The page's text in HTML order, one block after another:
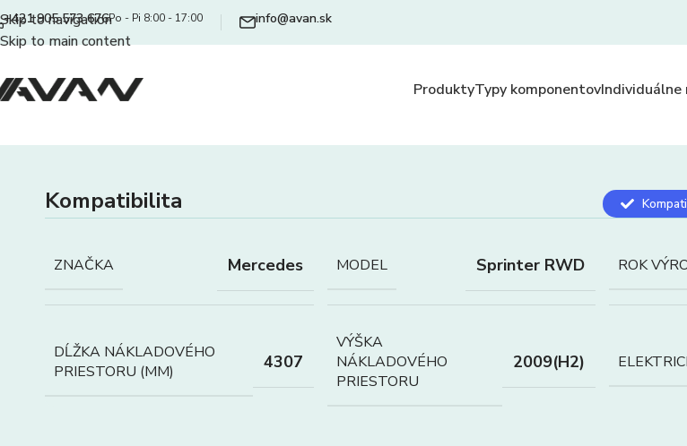
Skip to navigation
Skip to main content
+421 905 573 676Po - Pi 8:00 - 17:00 info@avan.sk
ProduktyTypy komponentovIndividuálne
Kompatibilita
ZNAČKA Mercedes MODEL Sprinter RWD ROK
DĹŽKA NÁKLADOVÉHO
PRIESTORU (MM)
4307
VÝŠKA
NÁKLADOVÉHO
PRIESTORU
2009(H2)